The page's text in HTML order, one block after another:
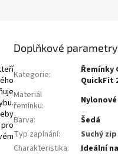
Doplňkové parametry
Kategorie:
Řemínky
QuickFit
Materiál
řemínku:
Nylonové
Barva:
Šedá
Typ zapínání:
Suchý zip
Charakteristika:
Ideální